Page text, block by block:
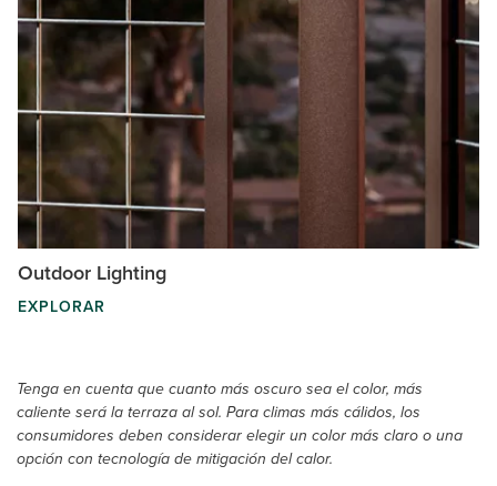
Outdoor Lighting
EXPLORAR
Tenga en cuenta que cuanto más oscuro sea el color, más
caliente será la terraza al sol. Para climas más cálidos, los
consumidores deben considerar elegir un color más claro o una
opción con tecnología de mitigación del calor.